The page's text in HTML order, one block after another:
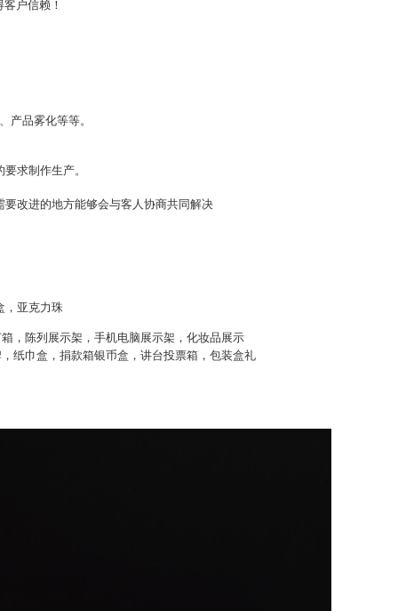
户信赖！
产品雾化等等。
求制作生产。
改进的地方能够会与客人协商共同解决
，亚克力珠
，陈列展示架，手机电脑展示架，化妆品展示
纸巾盒，捐款箱银币盒，讲台投票箱，包装盒礼